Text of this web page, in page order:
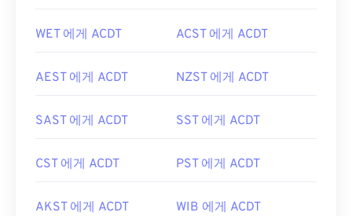
WET 에게 ACDT ACST 에게 ACDT
AEST 에게 ACDT NZST 에게 ACDT
SAST 에게 ACDT SST 에게 ACDT
CST 에게 ACDT PST 에게 ACDT
AKST 에게 ACDT WIB 에게 ACDT